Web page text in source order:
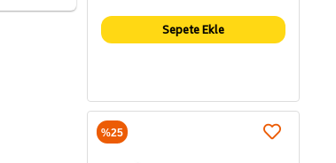
Sepete Ekle
%25